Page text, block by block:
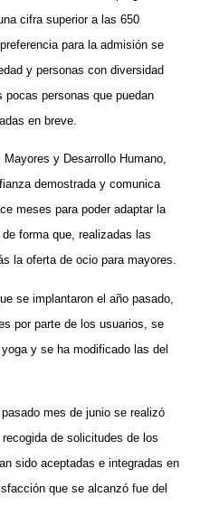
cifra superior a las 650
para la admisión se
y personas con diversidad
personas que puedan
en breve.
y Desarrollo Humano,
demostrada y comunica
meses para poder adaptar la
forma que, realizadas las
la oferta de ocio para mayores.
se implantaron el año pasado,
por parte de los usuarios, se
y se ha modificado las del
mes de junio se realizó
de solicitudes de los
sido aceptadas e integradas en
que se alcanzó fue del